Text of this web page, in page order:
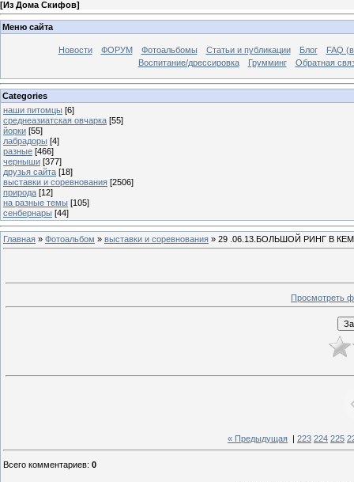
[Из Дома Скифов]
Меню сайта
Новости ФОРУМ Фотоальбомы Статьи и публикации Блог
FAQ
Воспитание/дрессировка
Грумминг Обратная
Categories
наши питомцы [6]
среднеазиатская овчарка [55]
йорки [55]
лабрадоры [4]
разные [466]
черныши [377]
друзья сайта [18]
выставки и соревнования [2506]
природа [12]
на разные темы [105]
сенбернары [44]
Главная » Фотоальбом » выставки и соревнования » 29 .06.13.БОЛЬШОЙ РИНГ В
Просмотреть
« Предыдущая | 223 224 225
Всего комментариев: 0